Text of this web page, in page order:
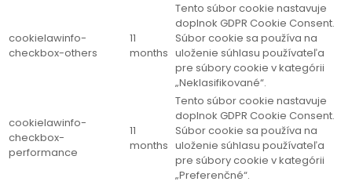
cookielawinfo-
checkbox-others
11
months
Tento súbor cookie nastavuje
doplnok GDPR Cookie Consent.
Súbor cookie sa používa na
uloženie súhlasu používateľa
pre súbory cookie v kategórii
„Neklasifikované“.
cookielawinfo-
checkbox-
performance
11
months
Tento súbor cookie nastavuje
doplnok GDPR Cookie Consent.
Súbor cookie sa používa na
uloženie súhlasu používateľa
pre súbory cookie v kategórii
„Preferenčné“.